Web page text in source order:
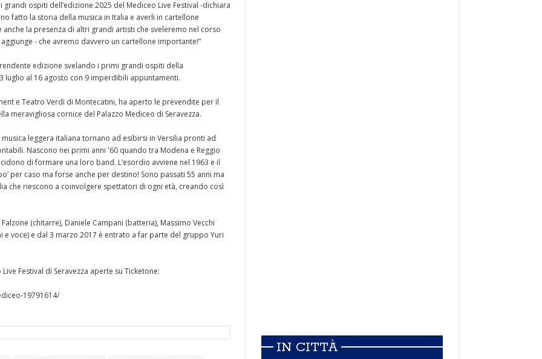
grandi ospiti dell’edizione 2025 del Mediceo Live Festival -dichiara
fatto la storia della musica in Italia e averli in cartellone
la presenza di altri grandi artisti che sveleremo nel corso
- che avremo davvero un cartellone importante!”
edizione svelando i primi grandi ospiti della
luglio al 16 agosto con 9 imperdibili appuntamenti.
e Teatro Verdi di Montecatini, ha aperto le prevendite per il
meravigliosa cornice del Palazzo Mediceo di Seravezza.
leggera italiana tornano ad esibirsi in Versilia pronti ad
Nascono nei primi anni '60 quando tra Modena e Reggio
di formare una loro band. L’esordio avviene nel 1963 e il
per caso ma forse anche per destino! Sono passati 55 anni ma
che riescono a coinvolgere spettatori di ogni età, creando così
(chitarre), Daniele Campani (batteria), Massimo Vecchi
e voce) e dal 3 marzo 2017 è entrato a far parte del gruppo Yuri
Festival di Seravezza aperte su Ticketone:
19791614/
IN CITTÀ